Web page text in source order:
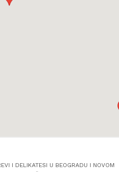
I DELIKATESI U BEOGRADU I NOVOM